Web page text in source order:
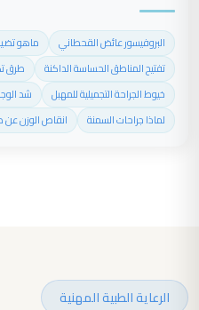
البروفيسور عائض القحطاني
ماهو
تفتيح المناطق الحساسة الداكنة
طرق
خيوط الجراحة التجميلية للمهبل
شد
لماذا جراحات السمنة
انقاص الوزن عن
الرعاية الطبية المهنية